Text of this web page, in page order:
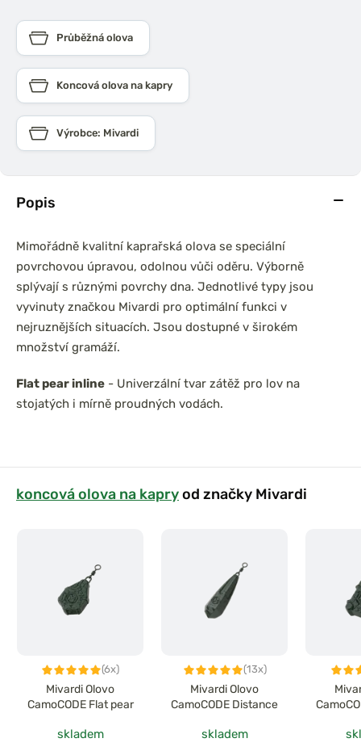
Popis
Mimořádně kvalitní kaprařská olova se speciální
povrchovou úpravou, odolnou vůči oděru. Výborně
splývají s různými povrchy dna. Jednotlivé typy jsou
vyvinuty značkou Mivardi pro optimální funkci v
nejruznějších situacích. Jsou dostupné v širokém
množství gramáží.
Flat pear inline - Univerzální tvar zátěž pro lov na
stojatých i mírně proudných vodách.
koncová olova na kapryod značky Mivardi
(6x)
Mivardi Olovo
CamoCODE Flat pear
skladem
(13x)
Mivardi Olovo
CamoCODE Distance
skladem
Průběžná olova
Koncová olova na kapry
Výrobce: Mivardi